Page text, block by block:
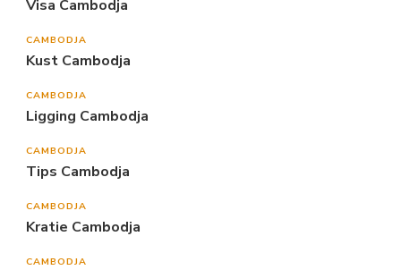
Visa Cambodja
CAMBODJA
Kust Cambodja
CAMBODJA
Ligging Cambodja
CAMBODJA
Tips Cambodja
CAMBODJA
Kratie Cambodja
CAMBODJA